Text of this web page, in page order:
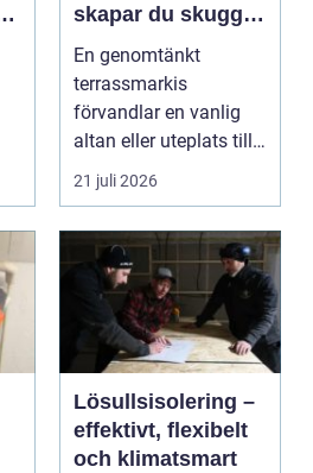
skapar du skugga,
stil och komfort på
uteplatsen
En genomtänkt
terrassmarkis
förvandlar en vanlig
altan eller uteplats till
ett extra rum under
somma...
21 juli 2026
Lösullsisolering –
effektivt, flexibelt
och klimatsmart